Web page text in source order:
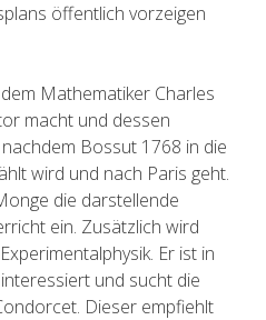
öffentlich vorzeigen
Mathematiker Charles
macht und dessen
Bossut 1768 in die
wird und nach Paris geht.
die darstellende
ein. Zusätzlich wird
Er ist in
und sucht die
Dieser empfiehlt